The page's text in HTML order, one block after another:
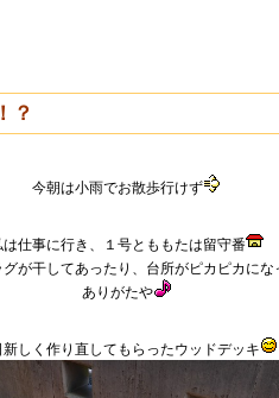
？
今朝は小雨でお散歩行けず
は仕事に行き、１号とももたは留守番
が干してあったり、台所がピカピカにな
ありがたや
新しく作り直してもらったウッドデッキ